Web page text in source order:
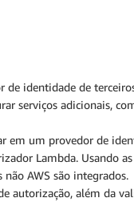
de identidade de
serviços adicionais,
em um provedor de
Lambda. Usando
AWS são integrados.
autorização, além da